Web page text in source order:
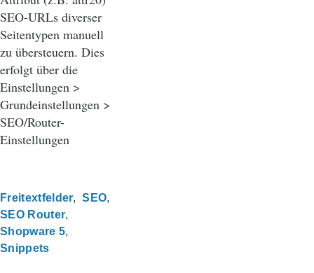
SEO-URLs diverser
Seitentypen manuell
zu übersteuern. Dies
erfolgt über die
Einstellungen >
Grundeinstellungen >
SEO/Router-
Einstellungen
Freitextfelder
SEO
SEO Router
Shopware 5
Snippets